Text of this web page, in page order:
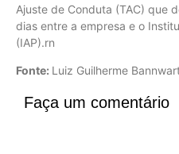
Ajuste de Conduta (TAC) que
dias entre a empresa e o
(IAP).rn
Fonte: Luiz Guilherme
Faça um comentário